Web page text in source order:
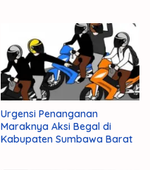
Urgensi Penanganan
Maraknya Aksi Begal di
Kabupaten Sumbawa Barat